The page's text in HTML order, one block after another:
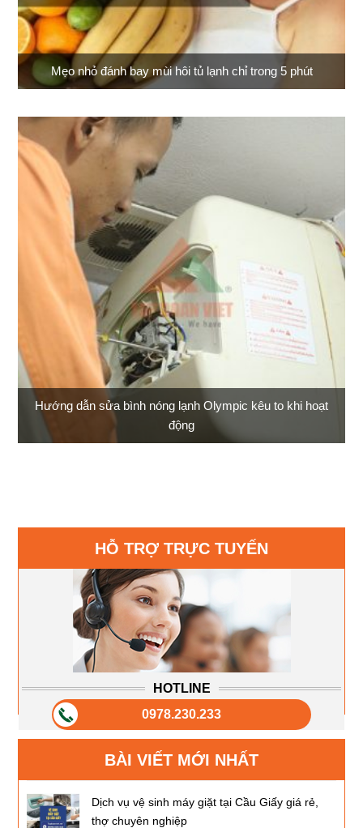
Mẹo nhỏ đánh bay mùi hôi tủ lạnh chỉ trong 5 phút
Hướng dẫn sửa bình nóng lạnh Olympic kêu to khi hoạt
động
HỖ TRỢ TRỰC TUYẾN
HOTLINE
0978.230.233
BÀI VIẾT MỚI NHẤT
Dịch vụ vệ sinh máy giặt tại Cầu Giấy giá rẻ,
thợ chuyên nghiệp